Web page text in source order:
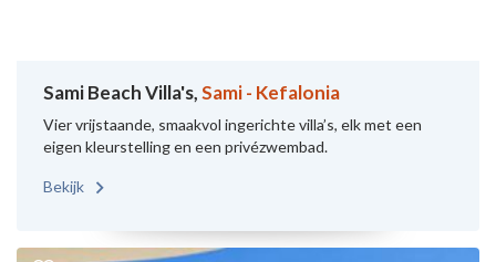
Sami Beach Villa's,Sami - Kefalonia
Vier vrijstaande, smaakvol ingerichte villa’s, elk met een
eigen kleurstelling en een privézwembad.
Bekijk